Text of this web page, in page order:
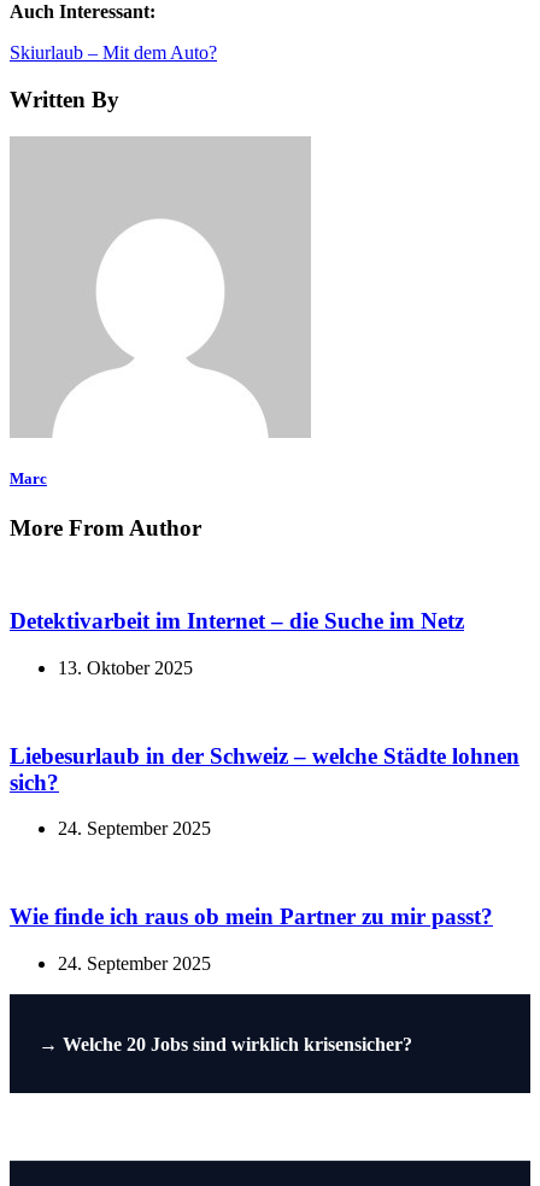
Auch Interessant:
Skiurlaub – Mit dem Auto?
Written By
Marc
More From Author
Detektivarbeit im Internet – die Suche im Netz
13. Oktober 2025
Liebesurlaub in der Schweiz – welche Städte lohnen
sich?
24. September 2025
Wie finde ich raus ob mein Partner zu mir passt?
24. September 2025
→ Welche 20 Jobs sind wirklich krisensicher?